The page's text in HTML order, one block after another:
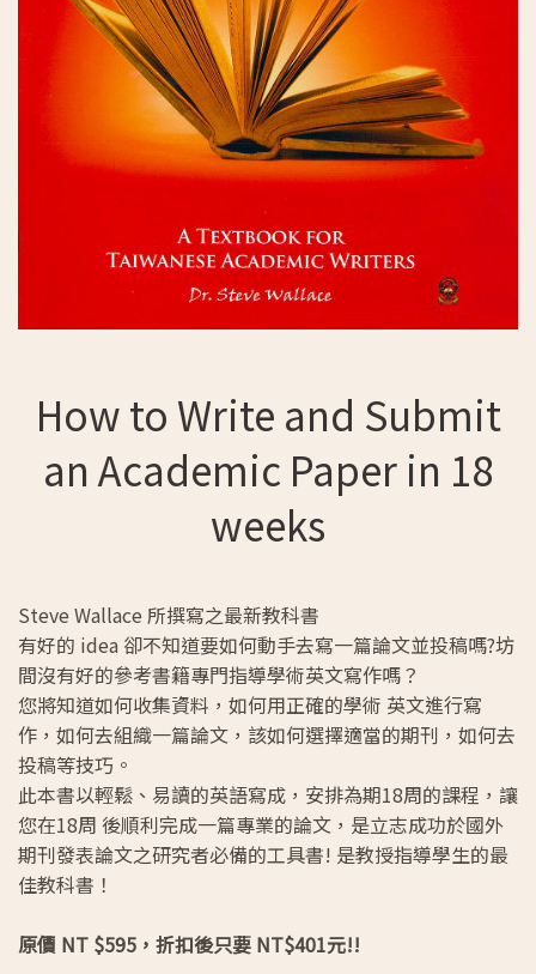
How to Write and Submit
an Academic Paper in 18
weeks
Steve Wallace 所撰寫之最新教科書
有好的 idea 卻不知道要如何動手去寫一篇論文並投稿嗎?坊
間沒有好的參考書籍專門指導學術英文寫作嗎？
您將知道如何收集資料，如何用正確的學術 英文進行寫
作，如何去組織一篇論文，該如何選擇適當的期刊，如何去
投稿等技巧。
此本書以輕鬆、易讀的英語寫成，安排為期18周的課程，讓
您在18周 後順利完成一篇專業的論文，是立志成功於國外
期刊發表論文之研究者必備的工具書! 是教授指導學生的最
佳教科書！
原價 NT $595，折扣後只要 NT$401元!!